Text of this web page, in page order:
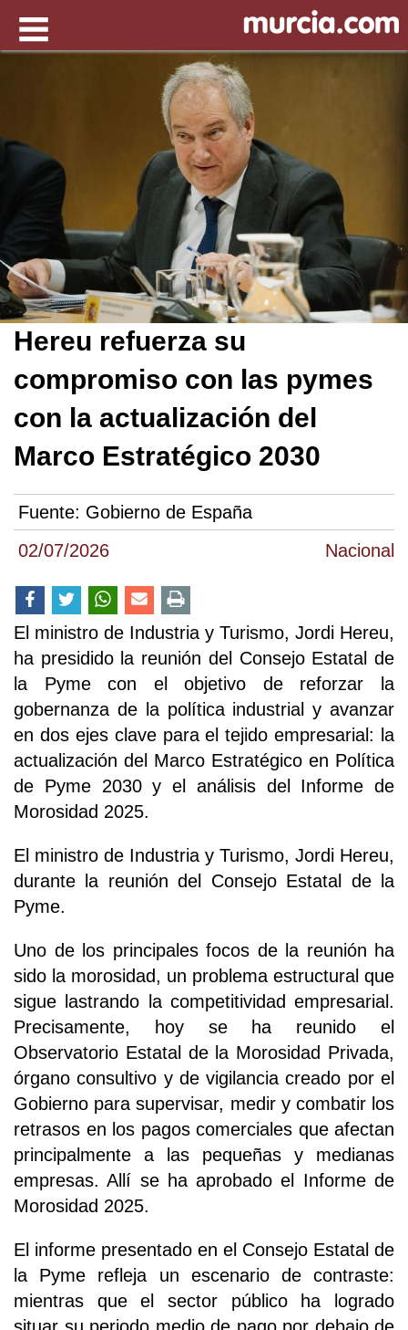
02/07/2026 Nacional
Hereu refuerza su
compromiso con las pymes
con la actualización del
Marco Estratégico 2030
Fuente: Gobierno de España
El ministro de Industria y Turismo, Jordi Hereu,
ha presidido la reunión del Consejo Estatal de
la Pyme con el objetivo de reforzar la
gobernanza de la política industrial y avanzar
en dos ejes clave para el tejido empresarial: la
actualización del Marco Estratégico en Política
de Pyme 2030 y el análisis del Informe de
Morosidad 2025.
El ministro de Industria y Turismo, Jordi Hereu,
durante la reunión del Consejo Estatal de la
Pyme.
Uno de los principales focos de la reunión ha
sido la morosidad, un problema estructural que
sigue lastrando la competitividad empresarial.
Precisamente, hoy se ha reunido el
Observatorio Estatal de la Morosidad Privada,
órgano consultivo y de vigilancia creado por el
Gobierno para supervisar, medir y combatir los
retrasos en los pagos comerciales que afectan
principalmente a las pequeñas y medianas
empresas. Allí se ha aprobado el Informe de
Morosidad 2025.
El informe presentado en el Consejo Estatal de
la Pyme refleja un escenario de contraste:
mientras que el sector público ha logrado